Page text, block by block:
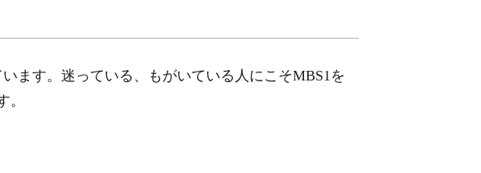
ます。迷っている、もがいている人にこそMBS1を